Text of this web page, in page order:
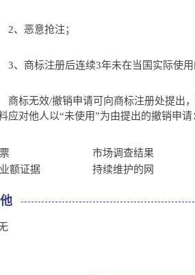
恶意抢注；
商标注册后连续3年未在当国实际使用
标无效/撤销申请可向商标注册处提出，
应对他人以“未使用”为由提出的撤销申请
市场调查结果
额证据
持续维护的网